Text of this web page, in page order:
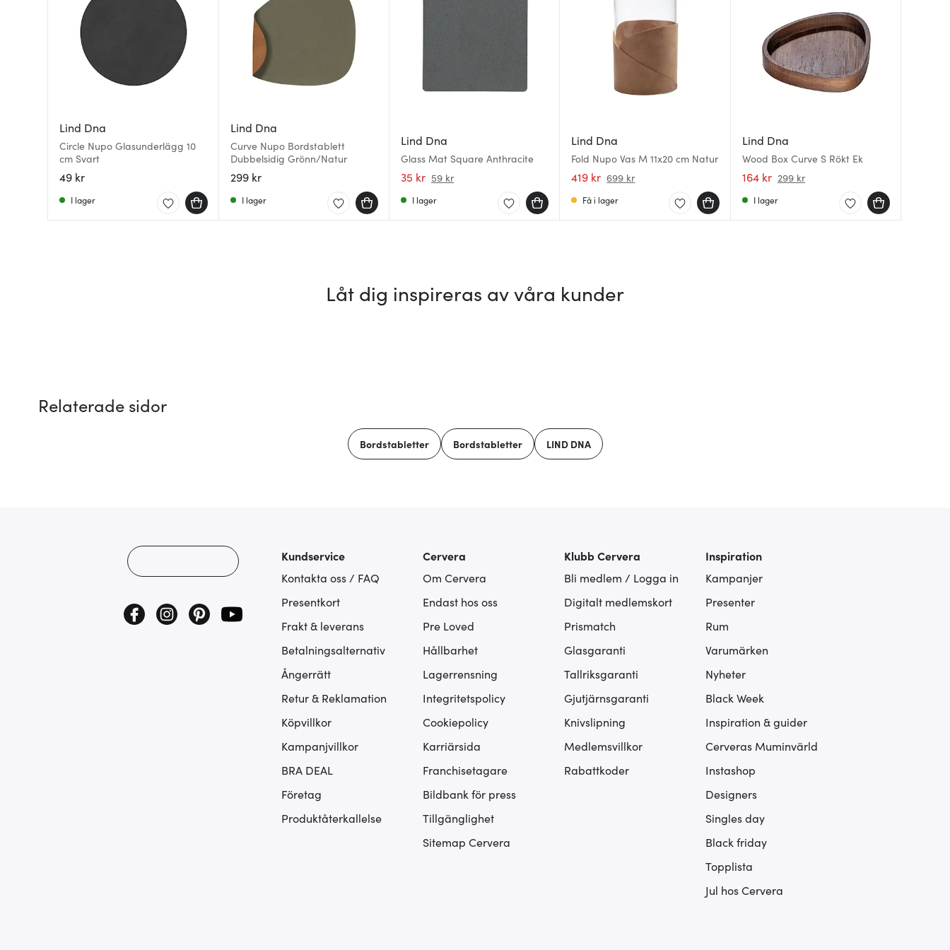
Lind Dna
Circle Nupo Glasunderlägg 10
cm Svart
49 kr
I lager
Lind Dna
Curve Nupo Bordstablett
Dubbelsidig Grönn/Natur
299 kr
I lager
Lind Dna
Glass Mat Square Anthracite
35 kr 59 kr
I lager
Lind Dna
Fold Nupo Vas M 11x20 cm Natur
419 kr 699 kr
Få i lager
Lind Dna
Wood Box Curve S Rökt Ek
164 kr 299 kr
I lager
Låt dig inspireras av våra kunder
Relaterade sidor
Bordstabletter Bordstabletter LIND DNA
Kundservice
Kontakta oss / FAQ
Presentkort
Frakt & leverans
Betalningsalternativ
Ångerrätt
Retur & Reklamation
Köpvillkor
Kampanjvillkor
BRA DEAL
Företag
Produktåterkallelse
Cervera
Om Cervera
Endast hos oss
Pre Loved
Hållbarhet
Lagerrensning
Integritetspolicy
Cookiepolicy
Karriärsida
Franchisetagare
Bildbank för press
Tillgänglighet
Sitemap Cervera
Klubb Cervera
Bli medlem / Logga in
Digitalt medlemskort
Prismatch
Glasgaranti
Tallriksgaranti
Gjutjärnsgaranti
Knivslipning
Medlemsvillkor
Rabattkoder
Inspiration
Kampanjer
Presenter
Rum
Varumärken
Nyheter
Black Week
Inspiration & guider
Cerveras Muminvärld
Instashop
Designers
Singles day
Black friday
Topplista
Jul hos Cervera